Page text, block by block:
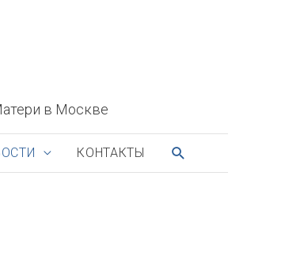
в Москве
КОНТАКТЫ ПОИСК